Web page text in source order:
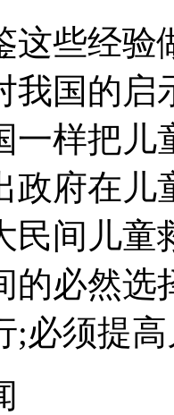
这些经验
我国的启
一样把儿
政府在儿
民间儿童
的必然选
;必须提